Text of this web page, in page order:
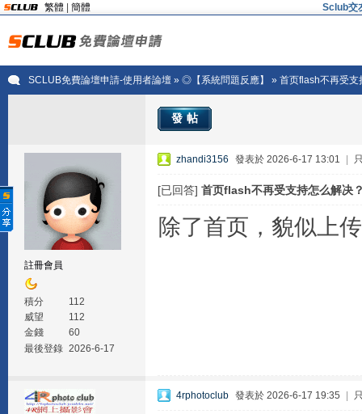
繁體 簡體 Sclub交
SCLUB免費論壇申請-使用者論壇» ◎【系統問題反應】 » 首页flash不再受支
發帖
註冊會員
積分
112
威望
112
金錢
60
最後登錄 2026-6-17
zhandi3156 發表於 2026-6-17 13:01
[已回答] 首页flash不再受支持怎么解决
除了首页，貌似上传
4rphotoclub 發表於 2026-6-17 19:35